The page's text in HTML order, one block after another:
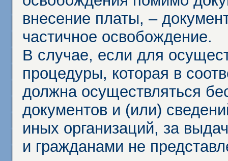
внесение платы, –
частичное освобождение.
В случае, если для
процедуры, которая в
должна осуществляться
документов и (или)
иных организаций, за
и гражданами не